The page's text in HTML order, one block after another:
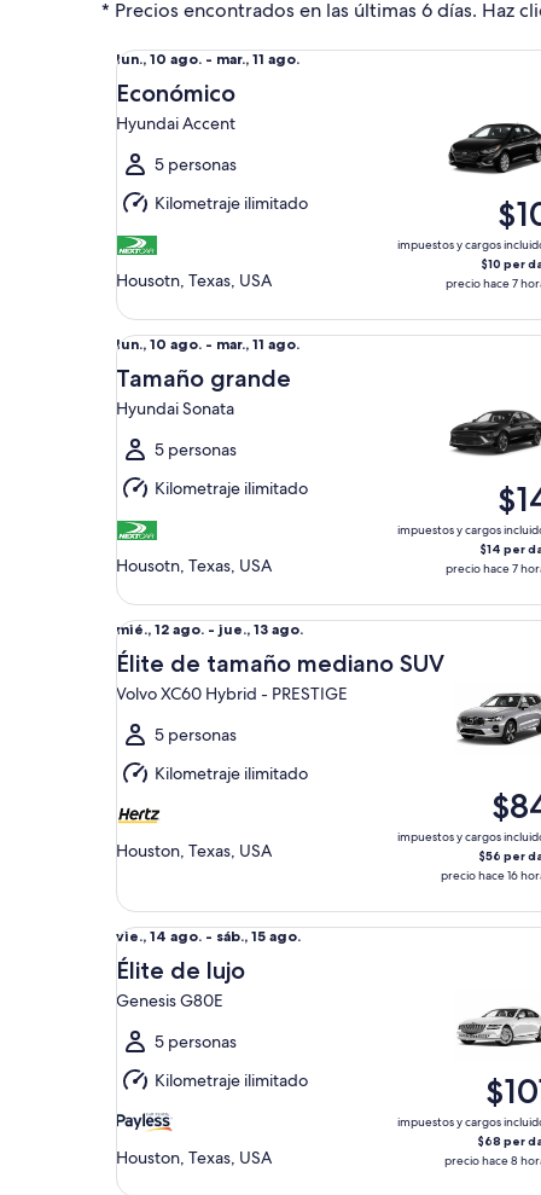
* Precios encontrados en las últimas 6 días. Haz
Del
lun.,
10
ago.
al
mar.,
11
ago.
lun., 10 ago. - mar., 11 ago.
Económico
Hyundai Accent
5 personas
Kilometraje ilimitado
Housotn, Texas, USA
impuestos y cargos
$10 per
precio hace 7
Económico Hyundai Accent
Del
lun.,
10
ago.
al
mar.,
11
ago.
lun., 10 ago. - mar., 11 ago.
Tamaño grande
Hyundai Sonata
5 personas
Kilometraje ilimitado
Housotn, Texas, USA
impuestos y cargos
$14 per
precio hace 7
Tamaño grande Hyundai Sonata
Del
mié.,
12
ago.
al
jue.,
13
ago.
mié., 12 ago. - jue., 13 ago.
Élite de tamaño mediano SUV
Volvo XC60 Hybrid - PRESTIGE
5 personas
Kilometraje ilimitado
Houston, Texas, USA
impuestos y cargos
$56 per
precio hace 16
Élite de tamaño mediano SUV Volvo XC60 Hybrid
Del
vie.,
14
ago.
al
sáb.,
15
ago.
vie., 14 ago. - sáb., 15 ago.
Élite de lujo
Genesis G80E
5 personas
Kilometraje ilimitado
Houston, Texas, USA
impuestos y cargos
$68 per
precio hace 8
Élite de lujo Genesis G80E